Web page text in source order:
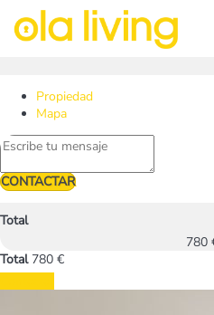
Propiedad
Mapa
CONTACTAR
Total
780
Total 780 €